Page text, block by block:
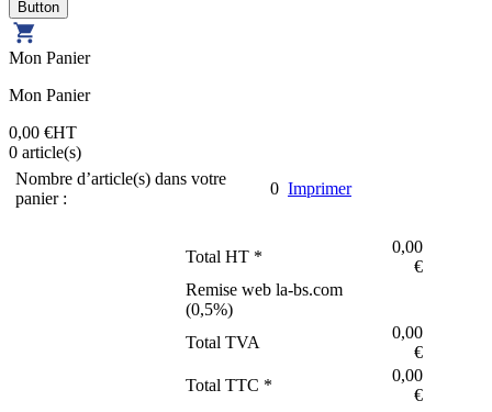
Mon Panier
Mon Panier
0,00 €HT
0 article(s)
Nombre d’article(s) dans votre
panier :
0 Imprimer
Total HT *
0,00
€
Remise web la-bs.com
(0,5%)
Total TVA
0,00
€
Total TTC *
0,00
€